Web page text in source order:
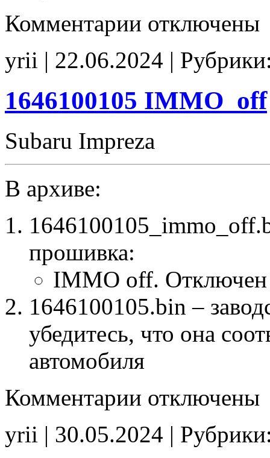
Комментарии записи
Stage1
SpLim_250
отключены
yrii | 22.06.2024 |
1646100105 IMMO_off
Subaru Impreza
В архиве:
прошивка:
IMMO off. Отключен
1646100105.bin –
убедитесь, что она
автомобиля
Комментарии записи
отключены
yrii | 30.05.2024 |